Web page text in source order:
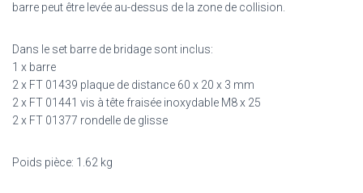
barre peut être levée au-dessus de la zone de collision.
Dans le set barre de bridage sont inclus:
1 x barre
2 x FT 01439 plaque de distance 60 x 20 x 3 mm
2 x FT 01441 vis à tête fraisée inoxydable M8 x 25
2 x FT 01377 rondelle de glisse
Poids pièce: 1.62 kg